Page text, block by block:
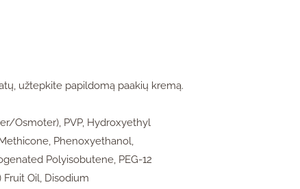
užtepkite papildomą paakių kremą.
Osmoter), PVP, Hydroxyethyl
Phenoxyethanol,
Polyisobutene, PEG-12
Oil, Disodium